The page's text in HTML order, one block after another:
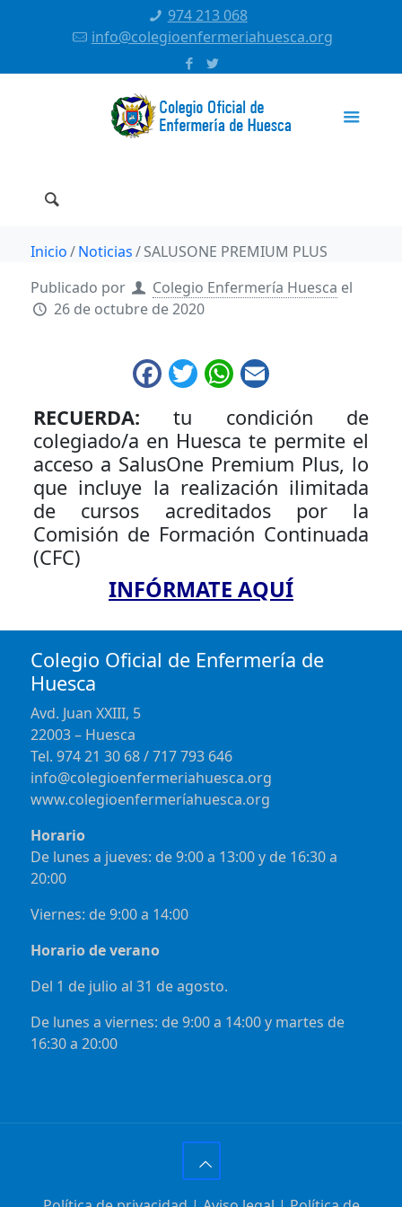
974 213 068
info@colegioenfermeriahuesca.org
Inicio Noticias
SALUSONE PREMIUM PLUS
Publicado por
Colegio Enfermería Huesca el
26 de octubre de 2020
Facebook
TwitterWhatsApp
RECUERDA: tu condición de
colegiado/a en Huesca te permite el
acceso a SalusOne Premium Plus, lo
que incluye la realización ilimitada
de cursos acreditados por la
Comisión de Formación Continuada
(CFC)
INFÓRMATE AQUÍ
Colegio Oficial de Enfermería de
Huesca
Avd. Juan XXIII, 5
22003 – Huesca
Tel. 974 21 30 68 / 717 793 646
info@colegioenfermeriahuesca.org
www.colegioenfermeríahuesca.org
Horario
De lunes a jueves: de 9:00 a 13:00 y de 16:30 a
20:00
Viernes: de 9:00 a 14:00
Horario de verano
Del 1 de julio al 31 de agosto.
De lunes a viernes: de 9:00 a 14:00 y martes de
16:30 a 20:00